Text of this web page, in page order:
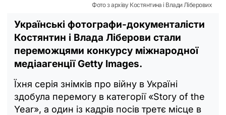
Фото з архіву Костянтина і Влади Ліберових
Українські фотографи-документалісти
Костянтин і Влада Ліберови стали
переможцями конкурсу міжнародної
медіаагенції Getty Images.
Їхня серія знімків про війну в Україні
здобула перемогу в категорії «Story of the
Year», а один із кадрів посів третє місце в